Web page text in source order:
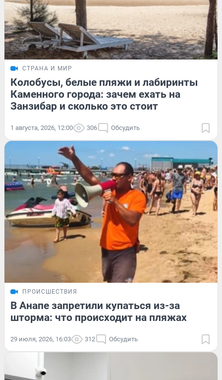
СТРАНА И МИР
Колобусы, белые пляжи и лабиринты
Каменного города: зачем ехать на
Занзибар и сколько это стоит
1 августа, 2026, 12:00 306 Обсудить
ПРОИСШЕСТВИЯ
В Анапе запретили купаться из-за
шторма: что происходит на пляжах
29 июля, 2026, 16:03 312 Обсудить